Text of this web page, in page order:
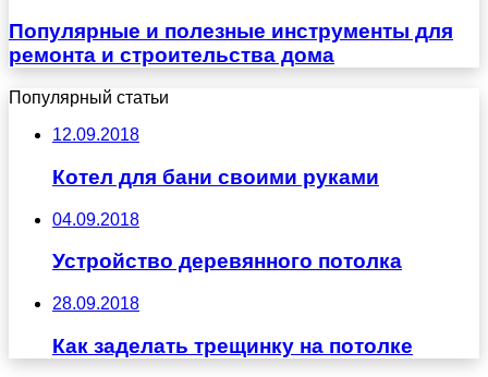
Популярные и полезные инструменты для
ремонта и строительства дома
Популярный статьи
12.09.2018
Котел для бани своими руками
04.09.2018
Устройство деревянного потолка
28.09.2018
Как заделать трещинку на потолке